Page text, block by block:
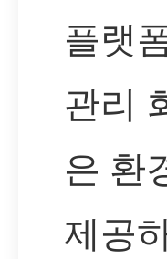
플랫
관리
은 환
제공